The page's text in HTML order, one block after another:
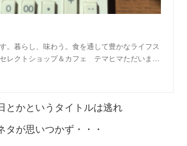
。暮らし、味わう。食を通して豊かなライフス
レクトショップ＆カフェ テマヒマただいま…
とかというタイトルは逃れ
タが思いつかず・・・